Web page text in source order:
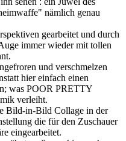
nämlich genau
gearbeitet und durch
immer wieder mit tollen
und verschmelzen
hier einfach einen
was POOR PRETTY
verleiht.
Bild-in-Bild Collage in der
die für den Zuschauer
eingearbeitet.